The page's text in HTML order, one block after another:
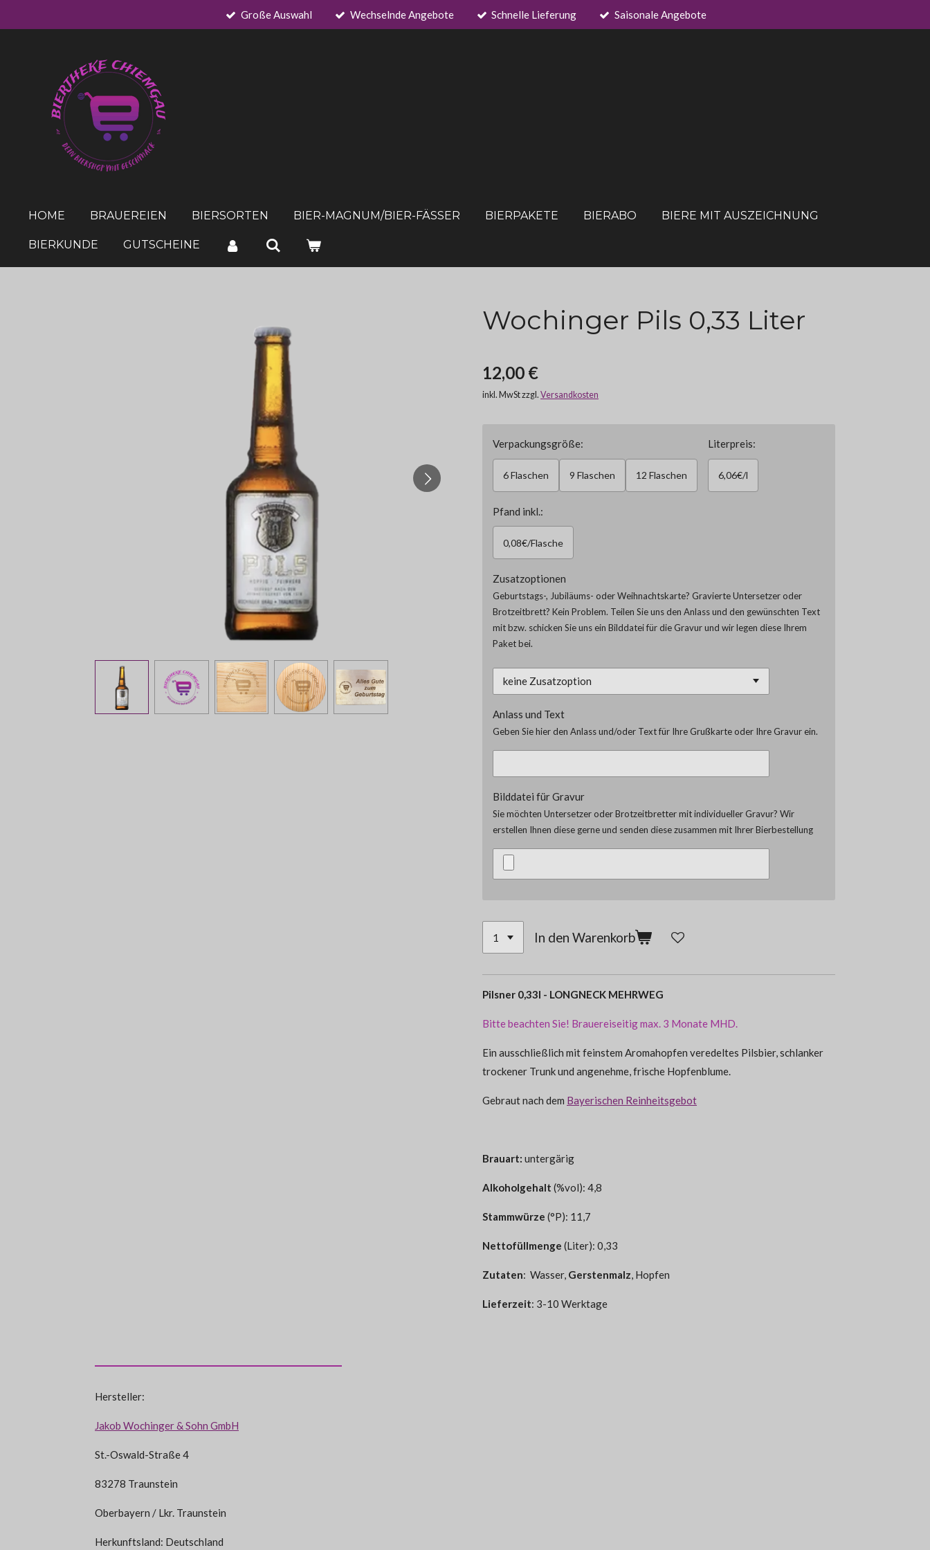
Große Auswahl Wechselnde Angebote Schnelle Lieferung Saisonale Angebote
HOME BRAUEREIEN BIERSORTEN BIER-MAGNUM/BIER-FÄSSER BIERPAKETE BIERABO BIERE MIT AUSZEICHNUNG
BIERKUNDE GUTSCHEINE
Wochinger Pils 0,33 Liter
12,00 €
inkl. MwSt zzgl. Versandkosten
Verpackungsgröße:
6 Flaschen 9 Flaschen 12 Flaschen
Literpreis:
6,06€/l
Pfand inkl.:
0,08€/Flasche
Zusatzoptionen
Geburtstags-, Jubiläums- oder Weihnachtskarte? Gravierte Untersetzer oder
Brotzeitbrett? Kein Problem. Teilen Sie uns den Anlass und den gewünschten Text
mit bzw. schicken Sie uns ein Bilddatei für die Gravur und wir legen diese Ihrem
Paket bei.
Anlass und Text
Geben Sie hier den Anlass und/oder Text für Ihre Grußkarte oder Ihre Gravur ein.
Bilddatei für Gravur
Sie möchten Untersetzer oder Brotzeitbretter mit individueller Gravur? Wir
erstellen Ihnen diese gerne und senden diese zusammen mit Ihrer Bierbestellung
In den Warenkorb
Pilsner 0,33l - LONGNECK MEHRWEG
Bitte beachten Sie! Brauereiseitig max. 3 Monate MHD.
Ein ausschließlich mit feinstem Aromahopfen veredeltes Pilsbier, schlanker
trockener Trunk und angenehme, frische Hopfenblume.
Gebraut nach dem Bayerischen Reinheitsgebot
Brauart: untergärig
Alkoholgehalt (%vol): 4,8
Stammwürze (°P): 11,7
Nettofüllmenge (Liter): 0,33
Zutaten: Wasser, Gerstenmalz, Hopfen
Lieferzeit: 3-10 Werktage
Hersteller:
Jakob Wochinger & Sohn GmbH
St.-Oswald-Straße 4
83278 Traunstein
Oberbayern / Lkr. Traunstein
Herkunftsland: Deutschland